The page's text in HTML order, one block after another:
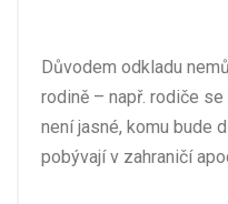
Důvodem odkladu
rodině – např. rodiče
není jasné, komu bude
pobývají v zahraničí